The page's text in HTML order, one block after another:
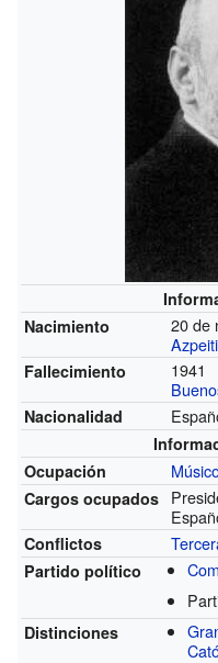
Nacimiento
20 de
Fallecimiento
1941
Nacionalidad
Ocupación
Cargos ocupados
Conflictos
Partido político
Distinciones